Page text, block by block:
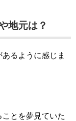
地元は？
るように感じま
とを夢見ていた